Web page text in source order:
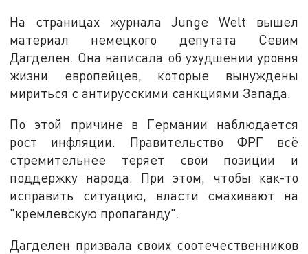
На страницах журнала Junge Welt вышел
материал немецкого депутата Севим
Дагделен. Она написала об ухудшении уровня
жизни европейцев, которые вынуждены
мириться с антирусскими санкциями Запада.
По этой причине в Германии наблюдается
рост инфляции. Правительство ФРГ всё
стремительнее теряет свои позиции и
поддержку народа. При этом, чтобы как-то
исправить ситуацию, власти смахивают на
"кремлевскую пропаганду".
Дагделен призвала своих соотечественников